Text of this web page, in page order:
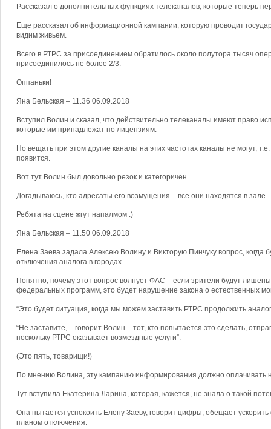
Рассказал о дополнительных функциях телеканалов, которые теперь
Еще рассказал об информационной кампании, которую проводит
видим живьем.
Всего в РТРС за присоединением обратилось около полутора тысяч
присоединилось не более 2/3.
Оппаньки!
Яна Бельская – 11.36 06.09.2018
Вступил Волин и сказал, что действительно телеканалы имеют право
которые им принадлежат по лицензиям.
Но вещать при этом другие каналы на этих частотах каналы не могут,
появится.
Вот тут Волин был довольно резок и категоричен.
Догадываюсь, кто адресаты его возмущения – все они находятся в
Ребята на сцене жгут напалмом :)
Яна Бельская – 11.50 06.09.2018
Елена Заева задала Алексею Волину и Викторую Пинчуку вопрос, когда
отключения аналога в городах.
Понятно, почему этот вопрос волнует ФАС – если зрители будут
федеральных программ, это будет нарушение закона о естественных
“Это будет ситуация, когда мы можем заставить РТРС продолжить
“Не заставите, – говорит Волин – тот, кто попытается это сделать,
поскольку РТРС оказывает возмездные услуги”.
(Это пять, товарищи!)
По мнению Волина, эту кампанию информирования должно оплачивать
Тут вступила Екатерина Ларина, которая, кажется, не знала о такой
Она пытается успокоить Елену Заеву, говорит цифры, обещает
планом отключения.